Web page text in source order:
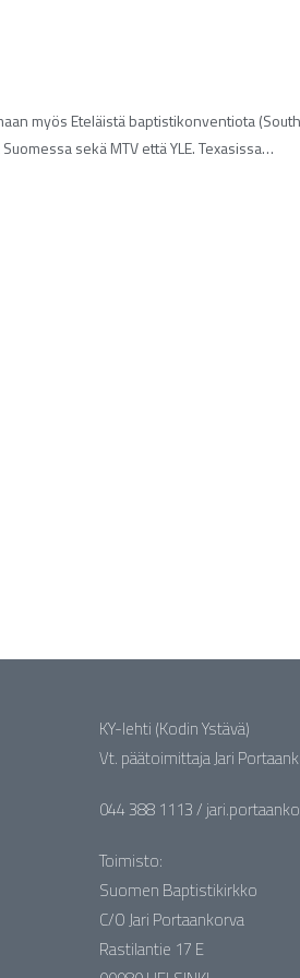
myös Eteläistä baptistikonventiota
sekä MTV että YLE. Texasissa…
KY-lehti (Kodin Ystävä)
Vt. päätoimittaja Jari
044 388 1113 /
Toimisto:
Suomen Baptistikirkko
C/O Jari Portaankorva
Rastilantie 17 E